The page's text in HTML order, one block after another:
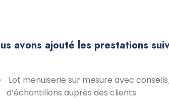
avons ajouté les prestations
Lot menuiserie sur mesure avec
d’échantillons auprès des clients